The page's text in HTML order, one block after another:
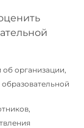
организации,